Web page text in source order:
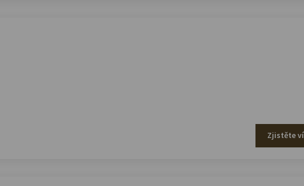
Zjistěte